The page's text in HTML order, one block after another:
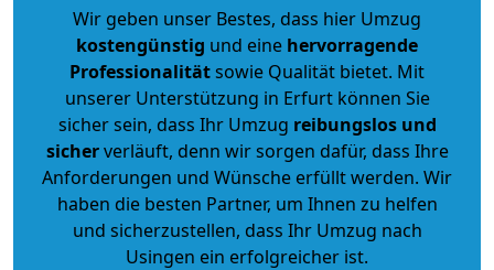
Wir geben unser Bestes, dass hier Umzug
kostengünstig und eine hervorragende
Professionalitätsowie Qualität bietet. Mit
unserer Unterstützung in Erfurt können Sie
sicher sein, dass Ihr Umzug reibungslos und
sicherverläuft, denn wir sorgen dafür, dass Ihre
Anforderungen und Wünsche erfüllt werden. Wir
haben die besten Partner, um Ihnen zu helfen
und sicherzustellen, dass Ihr Umzug nach
Usingen ein erfolgreicher ist.